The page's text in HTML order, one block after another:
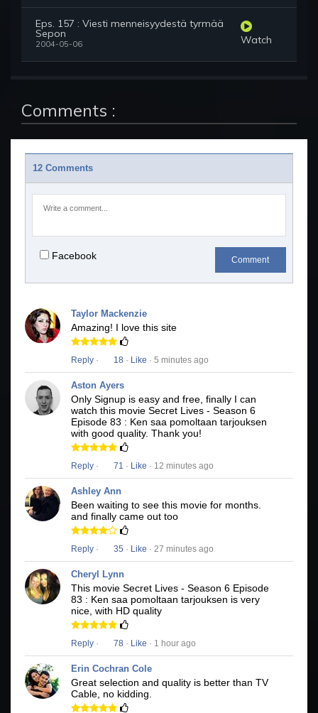
Eps. 157 : Viesti menneisyydestä tyrmää
Sepon
2004-05-06 Watch
Comments :
12 Comments
Facebook Comment
Taylor Mackenzie
Amazing! I love this site
Reply · 18 · Like · 5 minutes ago
Aston Ayers
Only Signup is easy and free, finally I can
watch this movie Secret Lives - Season 6
Episode 83 : Ken saa pomoltaan tarjouksen
with good quality. Thank you!
Reply · 71 · Like · 12 minutes ago
Ashley Ann
Been waiting to see this movie for months.
and finally came out too
Reply · 35 · Like · 27 minutes ago
Cheryl Lynn
This movie Secret Lives - Season 6 Episode
83 : Ken saa pomoltaan tarjouksen is very
nice, with HD quality
Reply · 78 · Like · 1 hour ago
Erin Cochran Cole
Great selection and quality is better than TV
Cable, no kidding.